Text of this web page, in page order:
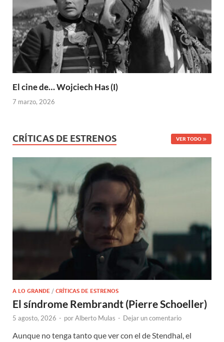
El cine de… Wojciech Has (I)
7 marzo, 2026
CRÍTICAS DE ESTRENOS VER TODO
A LO GRANDE / CRÍTICAS DE ESTRENOS
El síndrome Rembrandt (Pierre Schoeller)
5 agosto, 2026 - porAlberto Mulas - Dejar un comentario
Aunque no tenga tanto que ver con el de Stendhal, el